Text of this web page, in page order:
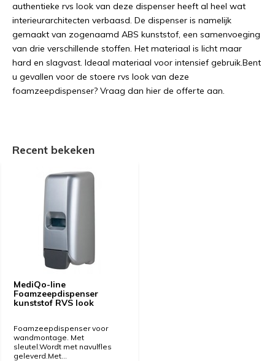
authentieke rvs look van deze dispenser heeft al heel wat
interieurarchitecten verbaasd. De dispenser is namelijk
gemaakt van zogenaamd ABS kunststof, een samenvoeging
van drie verschillende stoffen. Het materiaal is licht maar
hard en slagvast. Ideaal materiaal voor intensief gebruik.Bent
u gevallen voor de stoere rvs look van deze
foamzeepdispenser? Vraag dan hier de offerte aan.
Recent bekeken
MediQo-line
Foamzeepdispenser
kunststof RVS look
Foamzeepdispenser voor
wandmontage. Met
sleutel.Wordt met navulfles
geleverd.Met...